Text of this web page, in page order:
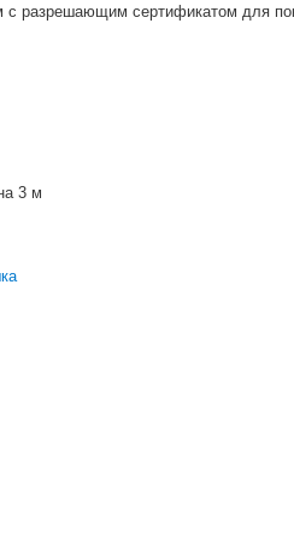
с разрешающим сертификатом для
3 м